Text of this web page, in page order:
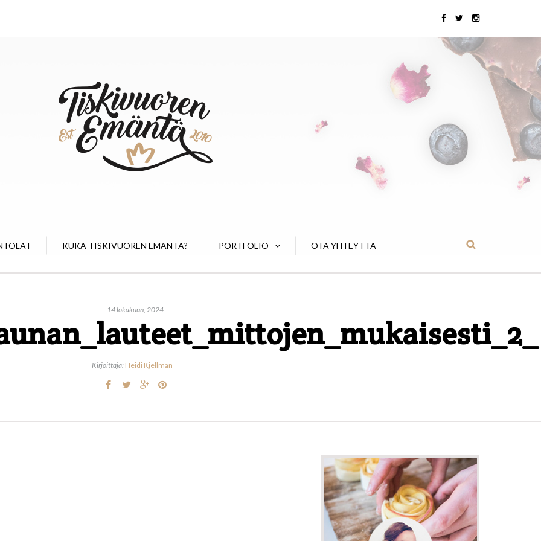
KUKA TISKIVUOREN EMÄNTÄ? PORTFOLIO OTA YHTEYTTÄ
14 lokakuun, 2024
Kirjoittaja: Heidi Kjellman